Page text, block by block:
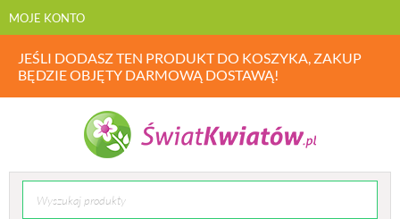
MOJE KONTO
JEŚLI DODASZ TEN PRODUKT DO KOSZYKA, ZAKUP
BĘDZIE OBJĘTY DARMOWĄ DOSTAWĄ!